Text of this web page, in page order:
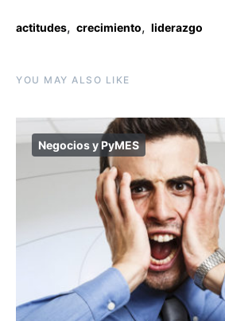
actitudes, crecimiento, liderazgo
YOU MAY ALSO LIKE
Negocios y PyMES